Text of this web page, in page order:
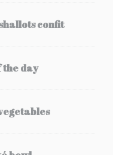
confit
the day